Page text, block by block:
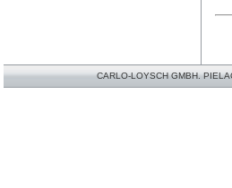
CARLO-LOYSCH GMBH.